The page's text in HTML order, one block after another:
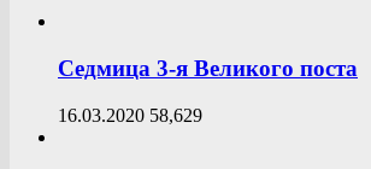
Седмица 3-я Великого поста
16.03.2020 58,629